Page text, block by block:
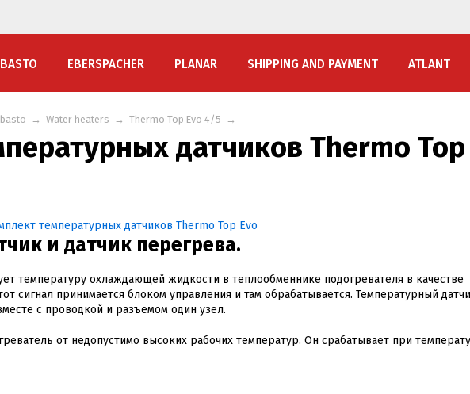
EBERSPACHER PLANAR SHIPPING AND PAYMENT ATLANT
→ Water heaters → Thermo Top Evo 4/5 →
датчиков Thermo Top
и датчик перегрева.
температуру охлаждающей жидкости в теплообменнике подогревателя в качестве
сигнал принимается блоком управления и там обрабатывается. Температурный
с проводкой и разъемом один узел.
от недопустимо высоких рабочих температур. Он срабатывает при